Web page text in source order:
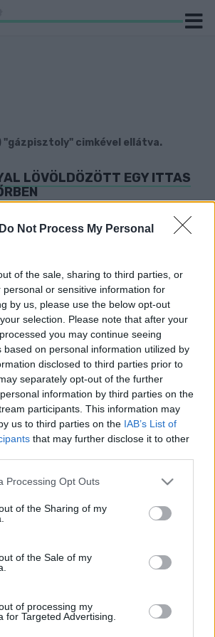
Do Not Process My Personal
of the sale, sharing to third parties, or
personal or sensitive information for
by us, please use the below opt-out
selection. Please note that after your
you may continue seeing
based on personal information utilized by
disclosed to third parties prior to
separately opt-out of the further
information by third parties on the
participants. This information may
us to third parties on the IAB’s List of
that may further disclose it to other
website/app uses one or more Google
or usage behaviour. You may click to
to Google and its third-party tags to
specified purposes in below Google
Processing Opt Outs
of the Sharing of my
of the Sale of my
of processing my
for Targeted Advertising.
"gázpisztoly" cimkével ellátva.
LÖVÖLDÖZÖTT EGY ITTAS
FŐÜGYÉSZSÉG
TRAFIKRABLÓ ÍTÉLETÉT
májusban 12 év fegyházra ítélte a
SZERINT ORBÁN NEM
FEGYVERES AKCIÓIT
gázpisztolyos incidensre reagált.
ÍTÉLTÉK A SZOMBATHELYI
TRAFIKRABLÓT
az elkövető azt mondta, senkit sem akart
egy trafikot egy Mosonmagyaróvár
A ZENE